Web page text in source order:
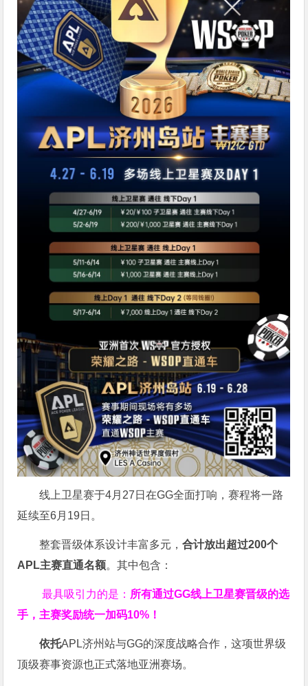
线上卫星赛于4月27日在GG全面打响，赛程将一路
延续至6月19日。
整套晋级体系设计丰富多元，合计放出超过200个
APL主赛直通名额。其中包含：
最具吸引力的是： 所有通过GG线上卫星赛晋级的选
手，主赛奖励统一加码10% ！
依托APL济州站与GG的深度战略合作，这项世界级
顶级赛事资源也正式落地亚洲赛场。